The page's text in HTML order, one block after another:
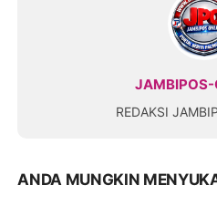
JAMBIPOS-
REDAKSI
ANDA MUNGKIN